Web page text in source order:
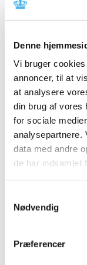
Denne
Vi bruger
annoncer, til at
at analysere
din brug af vores
for sociale
analysepartnere.
data med andre
de har indsamlet
Nødvendig
Præferencer
(Moderna), uge
indberetninger
Status på
formodede
Janssen
2. september 2021
modtaget 456
formodede
(AstraZeneca),